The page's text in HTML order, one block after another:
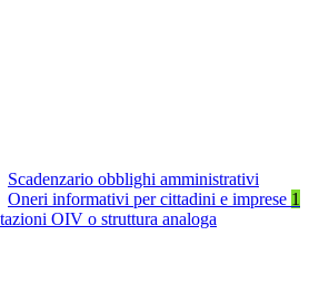
Scadenzario obblighi amministrativi
Oneri informativi per cittadini e imprese 1
OIV o struttura analoga